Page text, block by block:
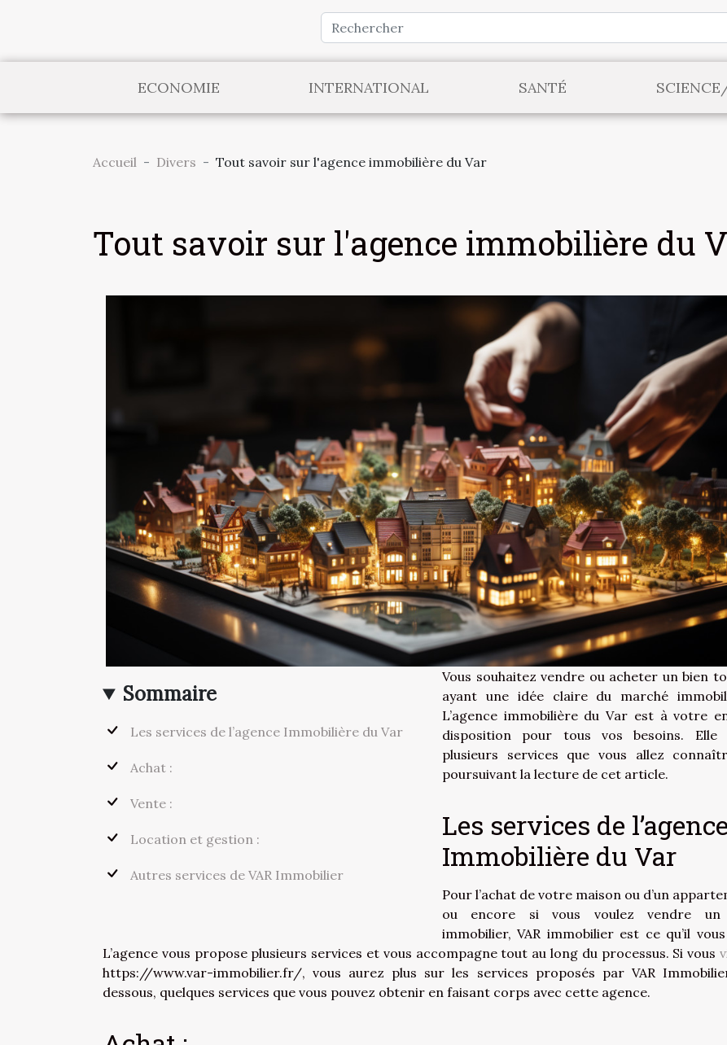
ECONOMIE INTERNATIONAL SANTÉ
Accueil Divers Tout savoir sur l'agence immobilière du Var
Tout savoir sur l'agence immobilière du
Sommaire
Les services de l’agence Immobilière du Var
Achat :
Vente :
Location et gestion :
Autres services de VAR Immobilier
Vous souhaitez vendre ou acheter un bien
ayant une idée claire du marché
L’agence immobilière du Var est à votre
disposition pour tous vos besoins. Elle
plusieurs services que vous allez
poursuivant la lecture de cet article.
Les services de l’agence
Immobilière du Var
Pour l’achat de votre maison ou d’un
ou encore si vous voulez vendre un
immobilier, VAR immobilier est ce qu’il
L’agence vous propose plusieurs services et vous accompagne tout au long du processus. Si vous
https://www.var-immobilier.fr/, vous aurez plus sur les services proposés par VAR
dessous, quelques services que vous pouvez obtenir en faisant corps avec cette agence.